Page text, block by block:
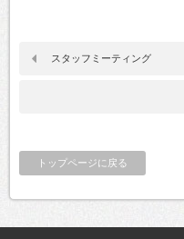
スタッフミーティング
トップページに戻る